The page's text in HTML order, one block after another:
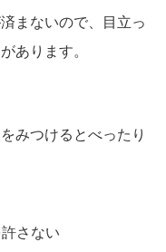
まないので、目立っ
あります。
みつけるとべったり
さない